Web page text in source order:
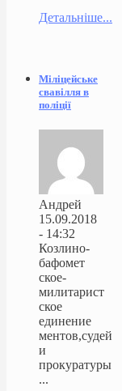
Детальніше...
Міліцейське
свавілля в
поліції
Андрей
15.09.2018
- 14:32
Козлино-
бафомет
ское-
милитарист
ское
единение
ментов,судей
и
прокуратуры
...